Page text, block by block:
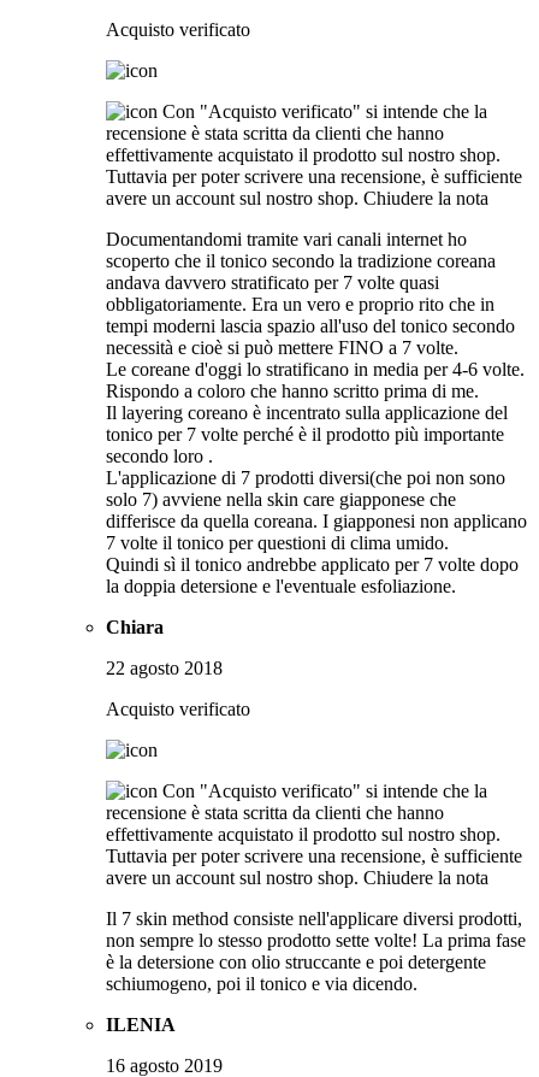
Acquisto verificato
Con "Acquisto verificato" si intende che la
recensione è stata scritta da clienti che hanno
effettivamente acquistato il prodotto sul nostro shop.
Tuttavia per poter scrivere una recensione, è sufficiente
avere un account sul nostro shop. Chiudere la nota
Documentandomi tramite vari canali internet ho
scoperto che il tonico secondo la tradizione coreana
andava davvero stratificato per 7 volte quasi
obbligatoriamente. Era un vero e proprio rito che in
tempi moderni lascia spazio all'uso del tonico secondo
necessità e cioè si può mettere FINO a 7 volte.
Le coreane d'oggi lo stratificano in media per 4-6 volte.
Rispondo a coloro che hanno scritto prima di me.
Il layering coreano è incentrato sulla applicazione del
tonico per 7 volte perché è il prodotto più importante
secondo loro .
L'applicazione di 7 prodotti diversi(che poi non sono
solo 7) avviene nella skin care giapponese che
differisce da quella coreana. I giapponesi non applicano
7 volte il tonico per questioni di clima umido.
Quindi sì il tonico andrebbe applicato per 7 volte dopo
la doppia detersione e l'eventuale esfoliazione.
Chiara
22 agosto 2018
Acquisto verificato
Con "Acquisto verificato" si intende che la
recensione è stata scritta da clienti che hanno
effettivamente acquistato il prodotto sul nostro shop.
Tuttavia per poter scrivere una recensione, è sufficiente
avere un account sul nostro shop. Chiudere la nota
Il 7 skin method consiste nell'applicare diversi prodotti,
non sempre lo stesso prodotto sette volte! La prima fase
è la detersione con olio struccante e poi detergente
schiumogeno, poi il tonico e via dicendo.
ILENIA
16 agosto 2019